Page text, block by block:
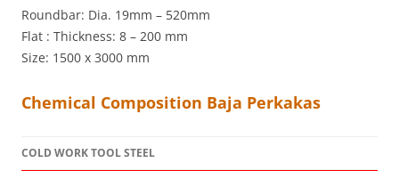
Roundbar: Dia. 19mm – 520mm
Flat : Thickness: 8 – 200 mm
Size: 1500 x 3000 mm
Chemical Composition Baja Perkakas
COLD WORK TOOL STEEL